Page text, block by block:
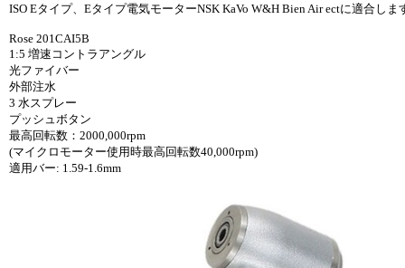
ISO Eタイプ、Eタイプ電気モーターNSK KaVo W&H Bien Air ectに適合しま
Rose 201CAI5B
1:5 増速コントラアングル
光ファイバー
外部注水
3 水スプレー
プッシュボタン
最高回転数：2000,000rpm
(マイクロモーター使用時最高回転数40,000rpm)
適用バー: 1.59-1.6mm